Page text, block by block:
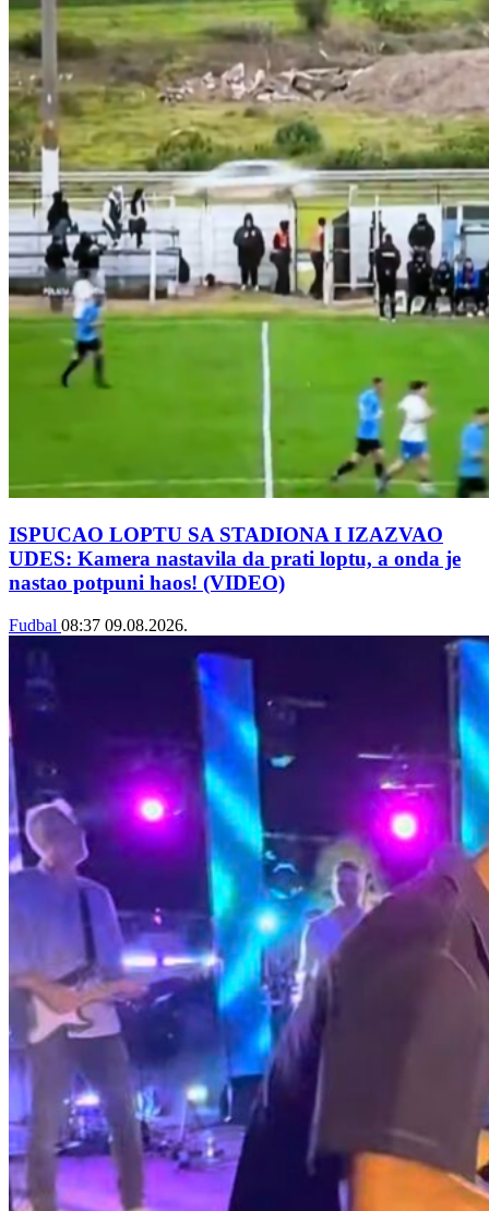
ISPUCAO LOPTU SA STADIONA I IZAZVAO
UDES: Kamera nastavila da prati loptu, a onda je
nastao potpuni haos! (VIDEO)
Fudbal 08:37 09.08.2026.